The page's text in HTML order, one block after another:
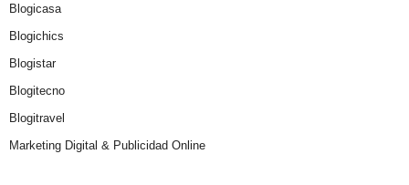
Blogicasa
Blogichics
Blogistar
Blogitecno
Blogitravel
Marketing Digital & Publicidad Online